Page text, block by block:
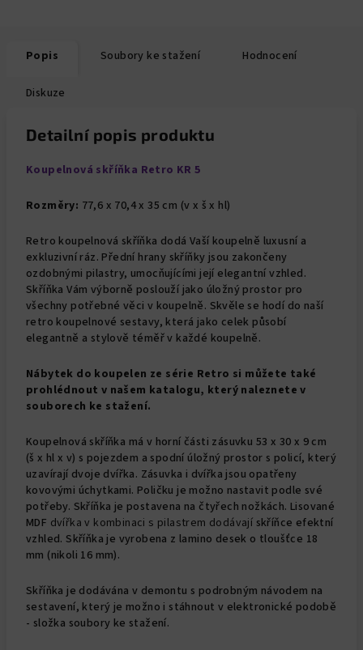
Popis Soubory ke stažení Hodnocení
Diskuze
Detailní popis produktu
Koupelnová skříňka Retro KR 5
Rozměry: 77,6 x 70,4 x 35 cm (v x š x hl)
Retro koupelnová skříňka dodá Vaší koupelně luxusní a
exkluzivní ráz. Přední hrany skříňky jsou zakončeny
ozdobnými pilastry, umocňujícími její elegantní vzhled.
Skříňka Vám výborně poslouží jako úložný prostor pro
všechny potřebné věci v koupelně. Skvěle se hodí do naší
retro koupelnové sestavy, která jako celek působí
elegantně a stylově téměř v každé koupelně.
Nábytek do koupelen ze série Retro si můžete také
prohlédnout v našem katalogu, který naleznete v
souborech ke stažení.
Koupelnová skříňka má v horní části zásuvku 53 x 30 x 9 cm
(š x hl x v) s pojezdem a spodní úložný prostor s policí, který
uzavírají dvoje dvířka. Zásuvka i dvířka jsou opatřeny
kovovými úchytkami. Poličku je možno nastavit podle své
potřeby. Skříňka je postavena na čtyřech nožkách. Lisované
MDF dvířka v kombinaci s pilastrem dodávají skříňce efektní
vzhled. Skříňka je vyrobena z lamino desek o tloušťce 18
mm (nikoli 16 mm).
Skříňka je dodávána v demontu s podrobným návodem na
sestavení, který je možno i stáhnout v elektronické podobě
- složka soubory ke stažení.